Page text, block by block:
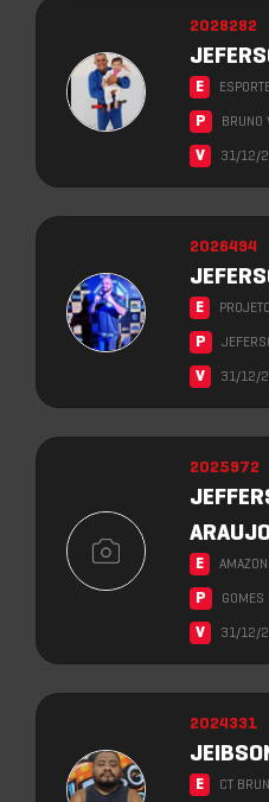
2028282
E
P BRUNO
V 31/12/
2026494
E
P
V 31/12/
2025972
E
P GOMES
V 31/12/
2024331
E CT